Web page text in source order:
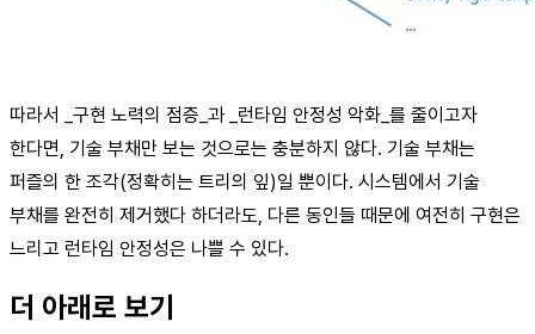
따라서 _구현 노력의 점증_과 _런타임 안정성 악화_를 줄이고자
한다면, 기술 부채만 보는 것으로는 충분하지 않다. 기술 부채는
퍼즐의 한 조각(정확히는 트리의 잎)일 뿐이다. 시스템에서 기술
부채를 완전히 제거했다 하더라도, 다른 동인들 때문에 여전히 구현은
느리고 런타임 안정성은 나쁠 수 있다.
더 아래로 보기